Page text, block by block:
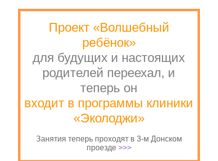
Проект «Волшебный
ребёнок»
для будущих и настоящих
родителей переехал, и
теперь он
входит в программы клиники
«Эколоджи»
Занятия теперь проходят в 3-м Донском
проезде >>>